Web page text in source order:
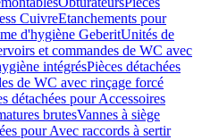
CuivreEtanchements pour
d'hygiène GeberitUnités de
et commandes de WC avec
intégrésPièces détachées
de WC avec rinçage forcé
détachées pour Accessoires
brutesVannes à siège
pour Avec raccords à sertir